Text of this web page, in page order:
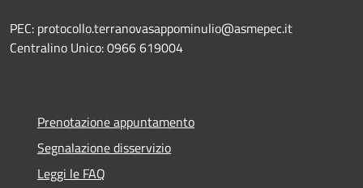
PEC: protocollo.terranovasappominulio@asmepec.it
Centralino Unico: 0966 619004
Prenotazione appuntamento
Segnalazione disservizio
Leggi le FAQ